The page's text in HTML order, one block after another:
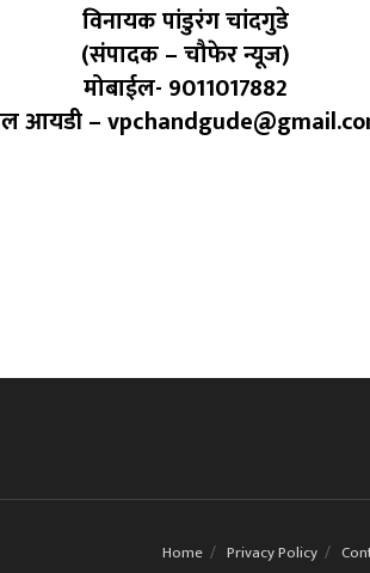
विनायक पांडुरंग चांदगुडे
(संपादक – चौफेर न्यूज)
मोबाईल- 9011017882
आयडी –
Home Privacy Policy